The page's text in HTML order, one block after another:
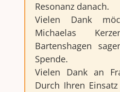
Resonanz danach.
Vielen Dank
Michaelas
Bartenshagen
Spende.
Vielen Dank an
Durch Ihren